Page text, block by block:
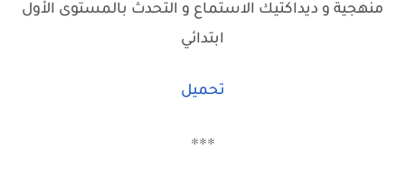
منهجية و ديداكتيك الاستماع و التحدث بالمستوى الأول
ابتدائي
تحميل
***